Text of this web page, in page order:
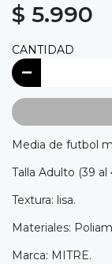
$ 5.990
CANTIDAD
Media de futbol
Talla Adulto (39 al
Textura: lisa.
Materiales:
Marca: MITRE.